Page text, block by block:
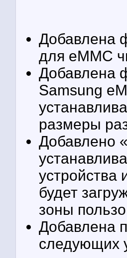
Добавлена
для eMMC
Добавлена
Samsung
размеры
Добавлено
устройства
будет
зоны
Добавлена
следующих